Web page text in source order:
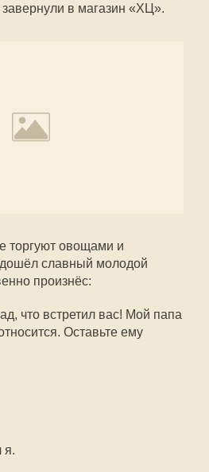
в магазин «ХЦ».
торгуют овощами и
славный молодой
произнёс:
что встретил вас! Мой папа
Оставьте ему
я.